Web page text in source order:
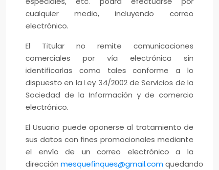
cualquier medio, incluyendo correo
electrónico.
El Titular no remite comunicaciones
comerciales por vía electrónica sin
identificarlas como tales conforme a lo
dispuesto en la Ley 34/2002 de Servicios de la
Sociedad de la Información y de comercio
electrónico.
El Usuario puede oponerse al tratamiento de
sus datos con fines promocionales mediante
el envío de un correo electrónico a la
dirección mesquefinques@gmail.comquedando